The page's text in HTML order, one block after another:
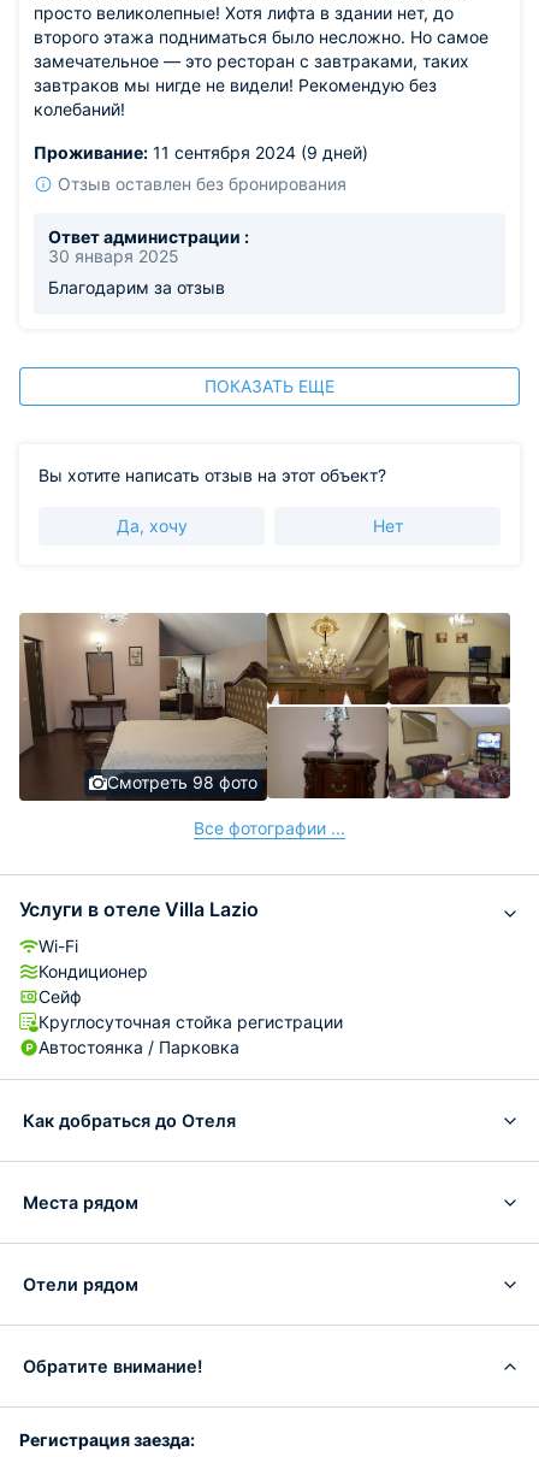
просто великолепные! Хотя лифта в здании нет, до
второго этажа подниматься было несложно. Но самое
замечательное — это ресторан с завтраками, таких
завтраков мы нигде не видели! Рекомендую без
колебаний!
Проживание: 11 сентября 2024 (9 дней)
Отзыв оставлен без бронирования
Ответ администрации :
30 января 2025
Благодарим за отзыв
ПОКАЗАТЬ ЕЩЕ
Вы хотите написать отзыв на этот объект?
Да, хочу Нет
Смотреть 98 фото
Все фотографии ...
Услуги в отеле Villa Lazio
Wi-Fi
Кондиционер
Сейф
Круглосуточная стойка регистрации
Автостоянка / Парковка
Как добраться до Отеля
Места рядом
Отели рядом
Обратите внимание!
Регистрация заезда: